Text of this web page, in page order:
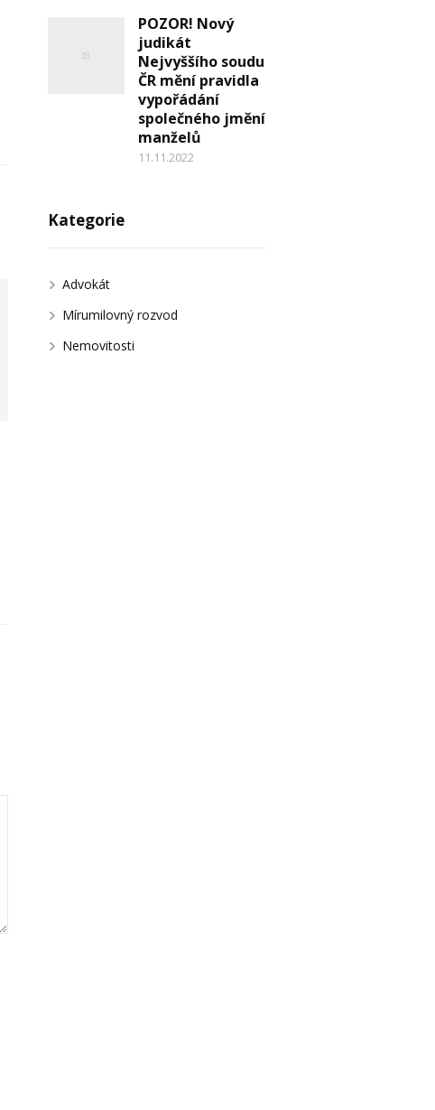
POZOR! Nový
judikát
Nejvyššího soudu
ČR mění pravidla
vypořádání
společného jmění
manželů
11.11.2022
Kategorie
Advokát
Mírumilovný rozvod
Nemovitosti